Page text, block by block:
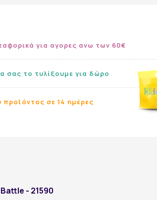
για αγορες ανω των 60€
σας το τυλίξουμε για δώρο
προϊόντος σε 14 ημέρες
- 21590